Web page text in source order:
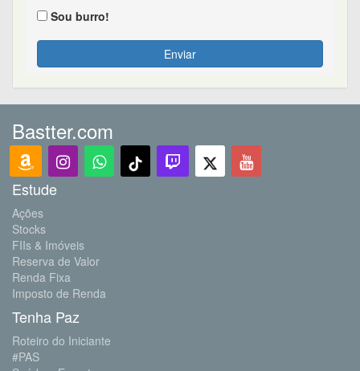
Sou burro!
Enviar
Bastter.com
Estude
Ações
Stocks
FIIs & Imóveis
Reserva de Valor
Renda Fixa
Imposto de Renda
Tenha Paz
Roteiro do Iniciante
#PAS